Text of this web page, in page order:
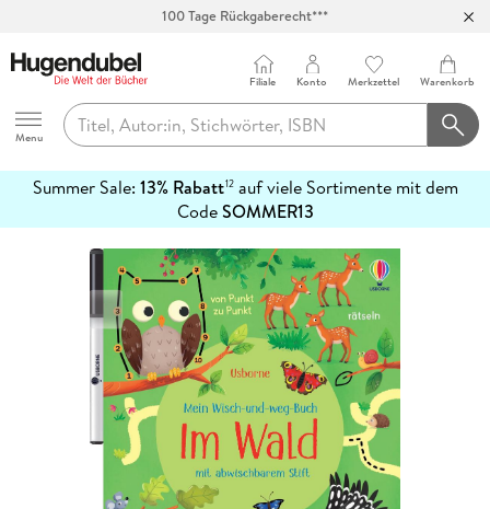
100 Tage Rückgaberecht***
Hugendubel
Menu
Filiale Konto Merkzettel Warenkorb
Summer Sale: 13% Rabatt12auf viele Sortimente mit dem
CodeSOMMER13
erfahren